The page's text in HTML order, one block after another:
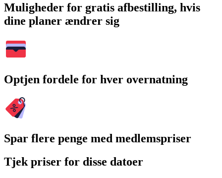
Muligheder for gratis afbestilling, hvis
dine planer ændrer sig
Optjen fordele for hver overnatning
Spar flere penge med medlemspriser
Tjek priser for disse datoer